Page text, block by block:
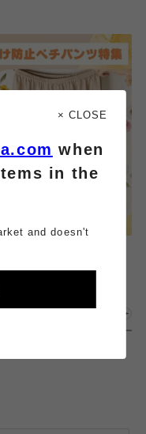
止⚡️ペチパンツ特集！
× CLOSE
when
in the
and doesn't